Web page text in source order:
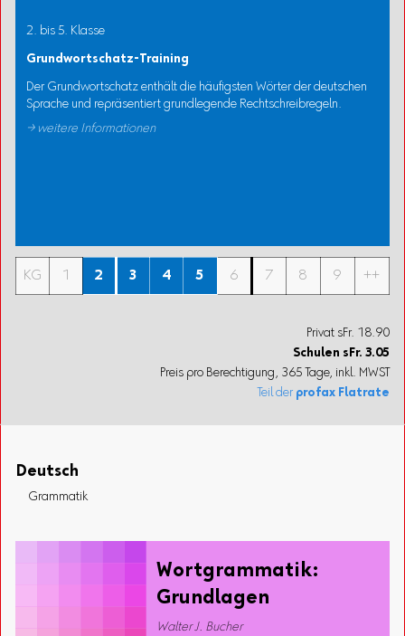
2. bis 5. Klasse
Grundwortschatz-Training
Der Grundwortschatz enthält die häufigsten Wörter der deutschen
Sprache und repräsentiert grundlegende Rechtschreibregeln.
→ weitere Informationen
KG 1 2 3 4 5 6 7 8 9 ++
Privat sFr. 18.90
Schulen sFr.3.05
Preis pro Berechtigung, 365 Tage, inkl. MWST
Teil der profax Flatrate
Deutsch
Grammatik
Wortgrammatik:
Grundlagen
Walter J. Bucher